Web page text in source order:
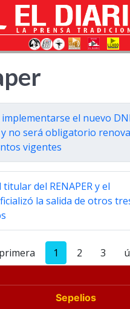
el nuevo DNI
no será obligatorio
vigentes
del RENAPER y el
la salida de otros
primera 1 2 3
Sepelios